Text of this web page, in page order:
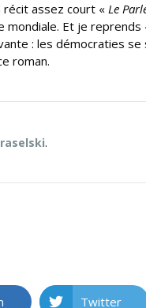
récit assez court « Le
Et je
: les démocraties
roman.
.
Twitter